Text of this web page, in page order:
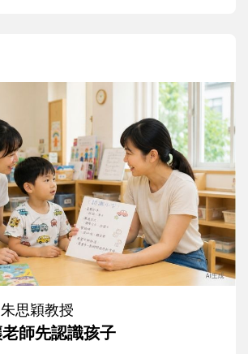
朱思穎教授
師先認識孩子